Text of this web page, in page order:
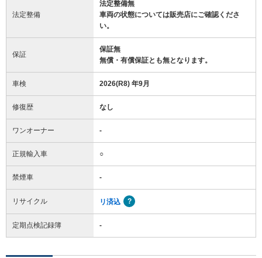
法定整備
法定整備無
車両の状態については販売店にご確認くださ
い。
保証
保証無
無償・有償保証とも無となります。
車検 2026(R8) 年9月
修復歴 なし
ワンオーナー -
正規輸入車 ○
禁煙車 -
リサイクル リ済込
定期点検記録簿 -